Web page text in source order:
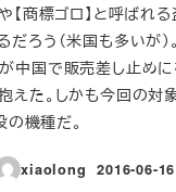
【商標ゴロ】と呼ばれ
ろう（米国も多いが）
中国で販売差し止め
えた。しかも今回の
機種だ。
xiaolong
投稿日
2016-06-16